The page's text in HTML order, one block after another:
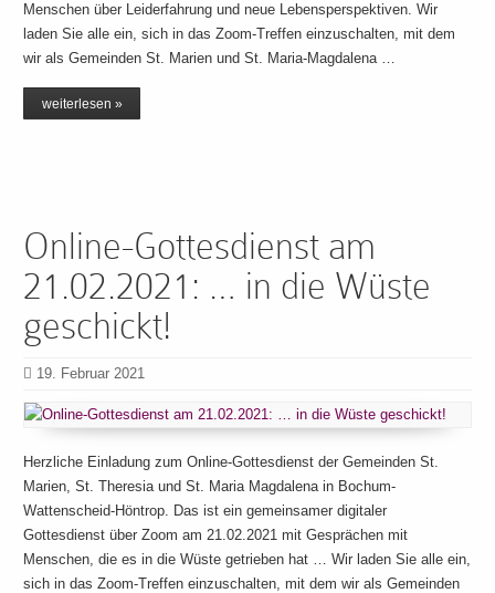
Menschen über Leiderfahrung und neue Lebensperspektiven. Wir
laden Sie alle ein, sich in das Zoom-Treffen einzuschalten, mit dem
wir als Gemeinden St. Marien und St. Maria-Magdalena …
weiterlesen »
Online-Gottesdienst am
21.02.2021: … in die Wüste
geschickt!
19. Februar 2021
Herzliche Einladung zum Online-Gottesdienst der Gemeinden St.
Marien, St. Theresia und St. Maria Magdalena in Bochum-
Wattenscheid-Höntrop. Das ist ein gemeinsamer digitaler
Gottesdienst über Zoom am 21.02.2021 mit Gesprächen mit
Menschen, die es in die Wüste getrieben hat … Wir laden Sie alle ein,
sich in das Zoom-Treffen einzuschalten, mit dem wir als Gemeinden